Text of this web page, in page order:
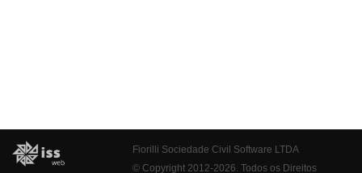
Fiorilli Sociedade Civil Software LTDA
© Copyright 2012-2026. Todos os Direitos